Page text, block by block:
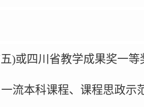
)或四川省教学成果奖一等
流本科课程、课程思政